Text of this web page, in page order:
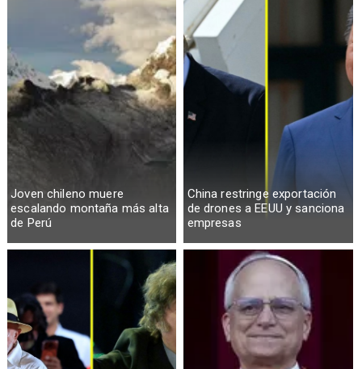
Joven chileno muere
escalando montaña más alta
de Perú
China restringe exportación
de drones a EEUU y sanciona
empresas